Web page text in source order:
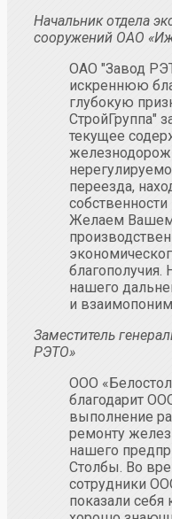
Начальник отдела
сооружений ОАО
ОАО "Завод
искреннюю
глубокую
СтройГруппа"
текущее
переезда,
Желаем
благополучия.
нашего
и
Заместитель
РЭТО»
ООО
благодарит
выполнение
ремонту
нашего
Столбы. Во
сотрудники
показали себя